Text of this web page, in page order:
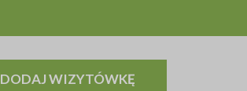
DODAJ WIZYTÓWKĘ